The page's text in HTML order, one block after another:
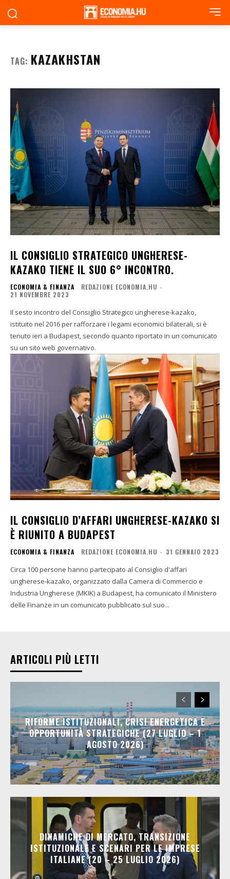
TAG: KAZAKHSTAN
IL CONSIGLIO STRATEGICO UNGHERESE-
KAZAKO TIENE IL SUO 6° INCONTRO.
ECONOMIA & FINANZA REDAZIONE ECONOMIA.HU -
21 NOVEMBRE 2023
Il sesto incontro del Consiglio Strategico ungherese-kazako,
istituito nel 2016 per rafforzare i legami economici bilaterali, si è
tenuto ieri a Budapest, secondo quanto riportato in un comunicato
su un sito web governativo.
IL CONSIGLIO D’AFFARI UNGHERESE-KAZAKO SI
È RIUNITO A BUDAPEST
ECONOMIA & FINANZA REDAZIONE ECONOMIA.HU - 31 GENNAIO 2023
Circa 100 persone hanno partecipato al Consiglio d'affari
ungherese-kazako, organizzato dalla Camera di Commercio e
Industria Ungherese (MKIK) a Budapest, ha comunicato il Ministero
delle Finanze in un comunicato pubblicato sul suo...
ARTICOLI PIÙ LETTI
RIFORME ISTITUZIONALI, CRISI ENERGETICA E
OPPORTUNITÀ STRATEGICHE (27 LUGLIO – 1
AGOSTO 2026)
DINAMICHE DI MERCATO, TRANSIZIONE
ISTITUZIONALE E SCENARI PER LE IMPRESE
ITALIANE (20 – 25 LUGLIO 2026)